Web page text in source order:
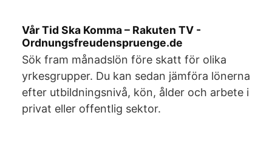
Vår Tid Ska Komma – Rakuten TV -
Ordnungsfreudenspruenge.de
Sök fram månadslön före skatt för olika
yrkesgrupper. Du kan sedan jämföra lönerna
efter utbildningsnivå, kön, ålder och arbete i
privat eller offentlig sektor.